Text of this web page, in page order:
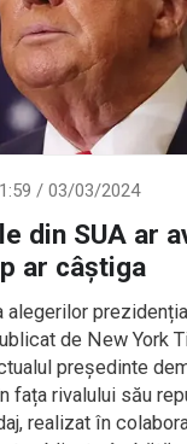
/ 03/03/2024
din SUA ar
ar câștiga
alegerilor
de New York
președinte
fața rivalului său
realizat în